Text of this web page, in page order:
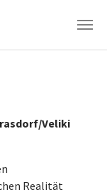
Veliki
Realität